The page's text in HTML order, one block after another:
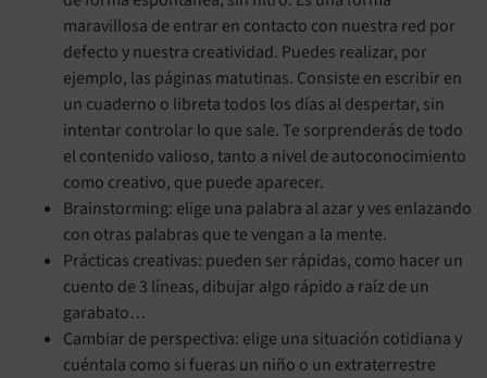
maravillosa de entrar en contacto con nuestra red por
defecto y nuestra creatividad. Puedes realizar, por
ejemplo, las páginas matutinas. Consiste en escribir en
un cuaderno o libreta todos los días al despertar, sin
intentar controlar lo que sale. Te sorprenderás de todo
el contenido valioso, tanto a nivel de autoconocimiento
como creativo, que puede aparecer.
Brainstorming: elige una palabra al azar y ves enlazando
con otras palabras que te vengan a la mente.
Prácticas creativas: pueden ser rápidas, como hacer un
cuento de 3 líneas, dibujar algo rápido a raíz de un
garabato…
Cambiar de perspectiva: elige una situación cotidiana y
cuéntala como si fueras un niño o un extraterrestre